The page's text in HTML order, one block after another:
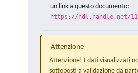
un link a questo documento:
https://hdl.handle.net/
Attenzione
Attenzione! I dati visualizzati
sottoposti a validazione da